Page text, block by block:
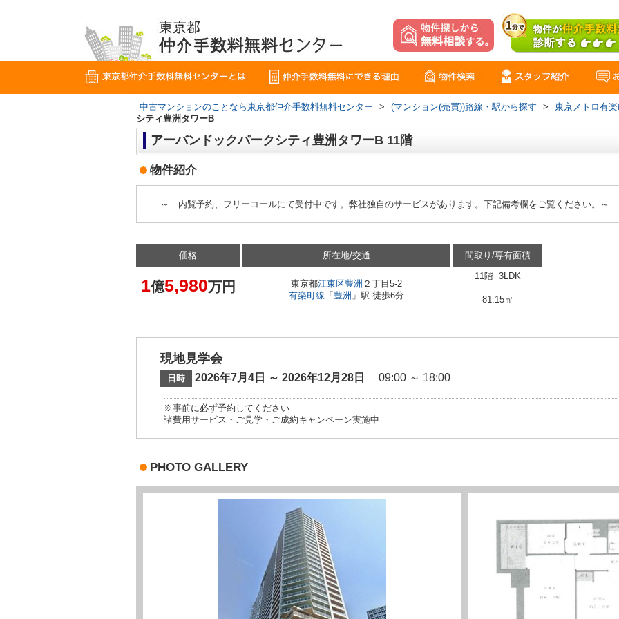
中古マンションのことなら東京都仲介手数料無料センター > (マンション(売買))路線・駅から探す >
東京メトロ有
シティ豊洲タワーB
アーバンドックパークシティ豊洲タワーB 11階
物件紹介
～ 内覧予約、フリーコールにて受付中です。弊社独自のサービスがあります。下記備考欄をご覧ください。～
価格
1億5,980万円
所在地/交通
東京都江東区豊洲 ２丁目5-2
有楽町線 「 豊洲 」駅 徒歩6分
間取り/専有面積
11階 3LDK
81.15㎡
現地見学会
日時 2026年7月4日 ～ 2026年12月28日 09:00 ～ 18:00
※事前に必ず予約してください
諸費用サービス・ご見学・ご成約キャンペーン実施中
PHOTO GALLERY